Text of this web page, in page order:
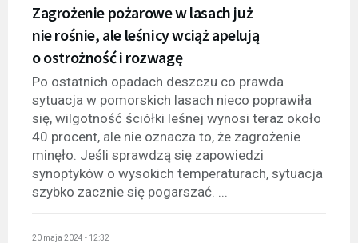
Zagrożenie pożarowe w lasach już
nie rośnie, ale leśnicy wciąż apelują
o ostrożność i rozwagę
Po ostatnich opadach deszczu co prawda
sytuacja w pomorskich lasach nieco poprawiła
się, wilgotność ściółki leśnej wynosi teraz około
40 procent, ale nie oznacza to, że zagrożenie
minęło. Jeśli sprawdzą się zapowiedzi
synoptyków o wysokich temperaturach, sytuacja
szybko zacznie się pogarszać. ...
20 maja 2024 - 12:32